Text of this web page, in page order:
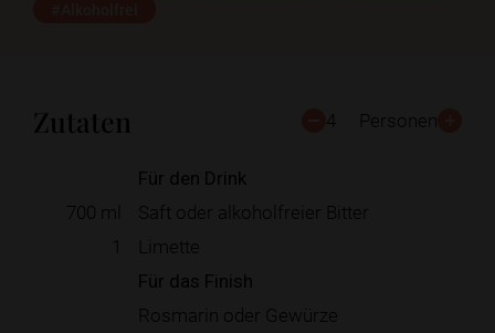
Zutaten 4 Personen
Für den Drink
700 ml
Saft oder alkoholfreier Bitter
1
Limette
Für das Finish
Rosmarin oder Gewürze